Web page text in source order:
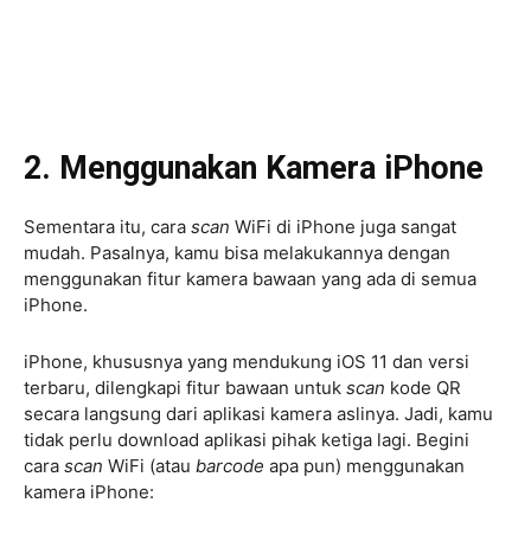
2. Menggunakan Kamera iPhone
Sementara itu, cara scan WiFi di iPhone juga sangat
mudah. Pasalnya, kamu bisa melakukannya dengan
menggunakan fitur kamera bawaan yang ada di semua
iPhone.
iPhone, khususnya yang mendukung iOS 11 dan versi
terbaru, dilengkapi fitur bawaan untuk scan kode QR
secara langsung dari aplikasi kamera aslinya. Jadi, kamu
tidak perlu download aplikasi pihak ketiga lagi. Begini
cara scan WiFi (atau barcode apa pun) menggunakan
kamera iPhone: